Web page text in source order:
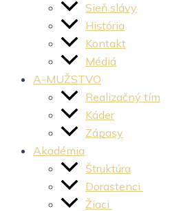
Sieň slávy
História
Kontakt
Médiá
A-MUŽSTVO
Realizačný tím
Káder
Zápasy
Akadémia
Štruktúra
Dorastenci
Žiaci